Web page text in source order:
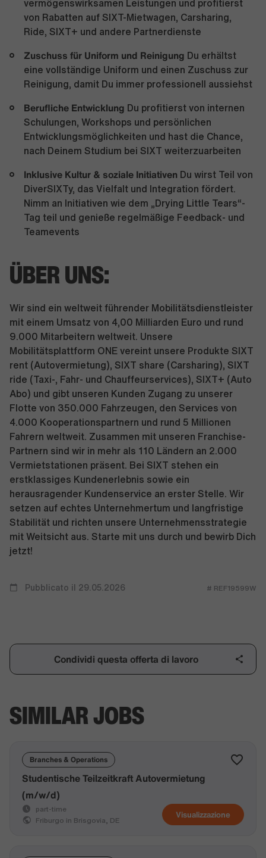
vermögenswirksamen Leistungen und profitierst
von Rabatten auf SIXT-Mietwagen, Carsharing,
Ride, SIXT+ und andere Partnerdienste
Zuschuss für Uniform und Reinigung Du erhältst
eine vollständige Uniform und einen Zuschuss zur
Reinigung, damit Du immer professionell aussiehst
Berufliche Entwicklung Du profitierst von internen
Schulungen, Workshops und persönlichen
Entwicklungsmöglichkeiten und hast die Chance,
nach Deinem Studium bei SIXT weiterzuarbeiten
Inklusive Kultur & soziale Initiativen Du wirst Teil von
DiverSIXTy, das Vielfalt und Integration fördert.
Nimm an Initiativen wie dem „Drying Little Tears“-
Tag teil und genieße regelmäßige Feedback- und
Teamevents
ÜBER UNS:
Wir sind ein weltweit führender Mobilitätsdienstleister
mit einem Umsatz von 4,00 Milliarden Euro und rund
9.000 Mitarbeitern weltweit. Unsere
Mobilitätsplattform ONE vereint unsere Produkte SIXT
rent (Autovermietung), SIXT share (Carsharing), SIXT
ride (Taxi-, Fahr- und Chauffeurservices), SIXT+ (Auto
Abo) und gibt unseren Kunden Zugang zu unserer
Flotte von 350.000 Fahrzeugen, den Services von
4.000 Kooperationspartnern und rund 5 Millionen
Fahrern weltweit. Zusammen mit unseren Franchise-
Partnern sind wir in mehr als 110 Ländern an 2.000
Vermietstationen präsent. Bei SIXT stehen ein
erstklassiges Kundenerlebnis sowie ein
herausragender Kundenservice an erster Stelle. Wir
setzen auf echtes Unternehmertum und langfristige
Stabilität und richten unsere Unternehmensstrategie
mit Weitsicht aus. Starte mit uns durch und bewirb Dich
jetzt!
Pubblicato il 29.05.2026 # REF19599W
Condividi questa offerta di lavoro
SIMILAR JOBS
Branches & Operations
Visualizzazione
Studentische Teilzeitkraft Autovermietung
(m/w/d)
part-time
Friburgo in Brisgovia, DE